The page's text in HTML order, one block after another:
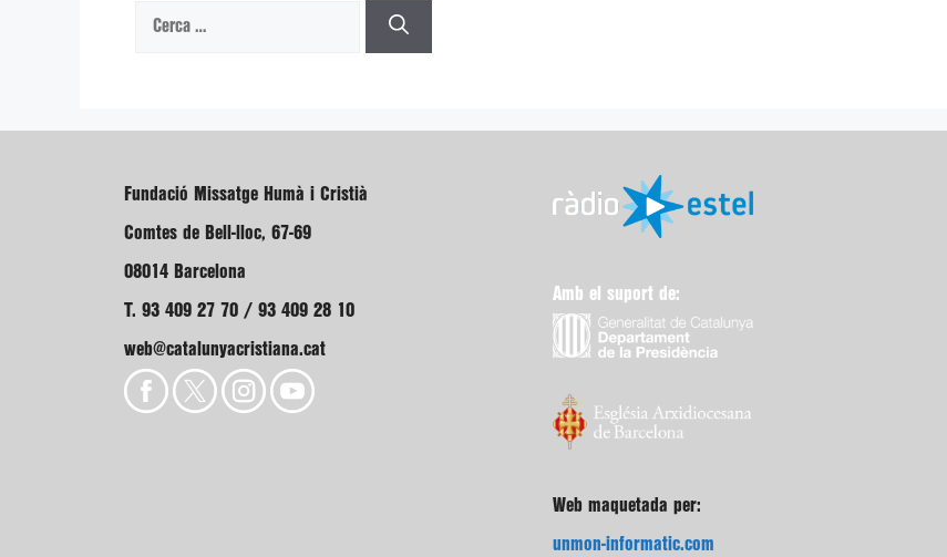
Cerca:
Fundació Missatge Humà i Cristià
Comtes de Bell-lloc, 67-69
08014 Barcelona
T. 93 409 27 70 / 93 409 28 10
web@catalunyacristiana.cat
Amb el suport de:
Web maquetada per:
unmon-informatic.com